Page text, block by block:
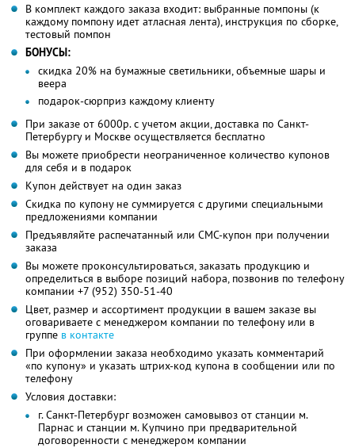
В комплект каждого заказа входит: выбранные помпоны (к
каждому помпону идет атласная лента), инструкция по сборке,
тестовый помпон
БОНУСЫ:
скидка 20% на бумажные светильники, объемные шары и
веера
подарок-сюрприз каждому клиенту
При заказе от 6000р. с учетом акции, доставка по Санкт-
Петербургу и Москве осуществляется бесплатно
Вы можете приобрести неограниченное количество купонов
для себя и в подарок
Купон действует на один заказ
Скидка по купону не суммируется с другими специальными
предложениями компании
Предъявляйте распечатанный или СМС-купон при получении
заказа
Вы можете проконсультироваться, заказать продукцию и
определиться в выборе позиций набора, позвонив по телефону
компании +7 (952) 350-51-40
Цвет, размер и ассортимент продукции в вашем заказе вы
оговариваете с менеджером компании по телефону или в
группе в контакте
При оформлении заказа необходимо указать комментарий
«по купону» и указать штрих-код купона в сообщении или по
телефону
Условия доставки:
г. Санкт-Петербург возможен самовывоз от станции м.
Парнас и станции м. Купчино при предварительной
договоренности с менеджером компании